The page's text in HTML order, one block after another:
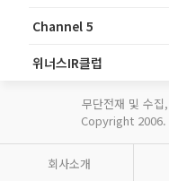
Channel 5
위너스IR클럽
무단전재 및 수
Copyright 2006.
회사소개